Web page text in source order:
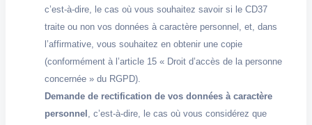
c’est-à-dire, le cas où vous souhaitez savoir si le CD37
traite ou non vos données à caractère personnel, et, dans
l’affirmative, vous souhaitez en obtenir une copie
(conformément à l’article 15 « Droit d’accès de la personne
concernée » du RGPD).
Demande de rectification de vos données à caractère
personnel , c’est-à-dire, le cas où vous considérez que